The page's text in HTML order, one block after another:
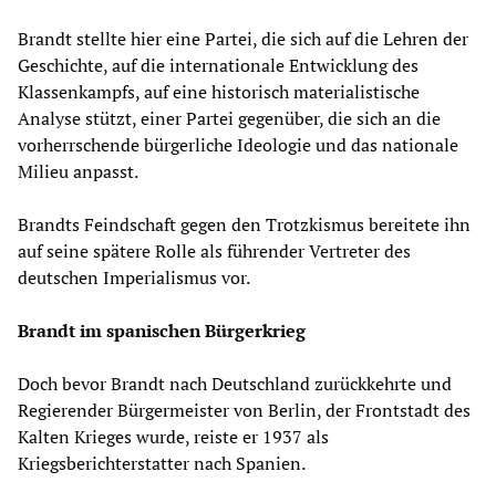
Brandt stellte hier eine Partei, die sich auf die Lehren der
Geschichte, auf die internationale Entwicklung des
Klassenkampfs, auf eine historisch materialistische
Analyse stützt, einer Partei gegenüber, die sich an die
vorherrschende bürgerliche Ideologie und das nationale
Milieu anpasst.
Brandts Feindschaft gegen den Trotzkismus bereitete ihn
auf seine spätere Rolle als führender Vertreter des
deutschen Imperialismus vor.
Brandt im spanischen Bürgerkrieg
Doch bevor Brandt nach Deutschland zurückkehrte und
Regierender Bürgermeister von Berlin, der Frontstadt des
Kalten Krieges wurde, reiste er 1937 als
Kriegsberichterstatter nach Spanien.